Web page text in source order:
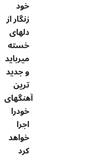
خود
زنگار از
دلهای
خسته
میرباید
و جدید
ترین
آهنگهای
خودرا
اجرا
خواهد
کرد